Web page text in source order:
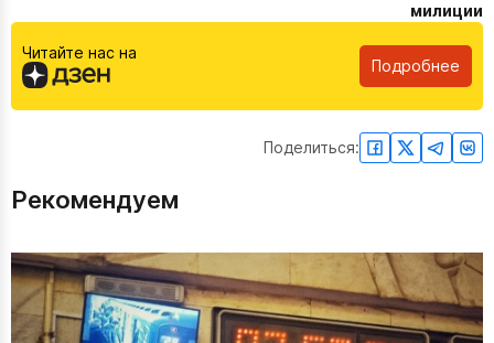
милиции
Читайте нас на
Подробнее
Поделиться:
Рекомендуем